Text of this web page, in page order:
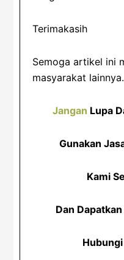
Terimakasih
Semoga artikel ini
masyarakat
Jangan Lupa
Gunakan
Kami
Dan